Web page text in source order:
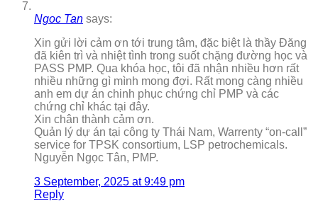
Ngoc Tan says:
Xin gửi lời cảm ơn tới trung tâm, đặc biệt là thầy Đăng
đã kiên trì và nhiệt tình trong suốt chặng đường học và
PASS PMP. Qua khóa học, tôi đã nhận nhiều hơn rất
nhiều những gì mình mong đợi. Rất mong càng nhiều
anh em dự án chinh phục chứng chỉ PMP và các
chứng chỉ khác tại đây.
Xin chân thành cảm ơn.
Quản lý dự án tại công ty Thái Nam, Warrenty “on-call”
service for TPSK consortium, LSP petrochemicals.
Nguyễn Ngọc Tân, PMP.
3 September, 2025 at 9:49 pm
Reply